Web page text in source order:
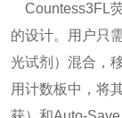
Countess3FL
的设计。用户只
光试剂）混合，
用计数板中，将